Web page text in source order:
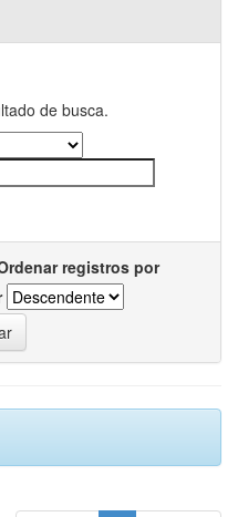
de busca.
registros por